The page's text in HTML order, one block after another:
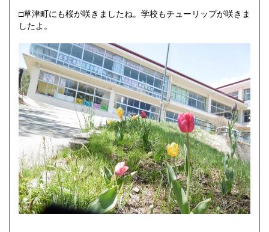
□草津町にも桜が咲きましたね。学校もチューリップが咲きま
したよ。